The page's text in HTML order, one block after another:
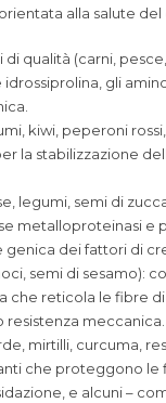
alla salute
di qualità (carni,
idrossiprolina, gli
kiwi, peperoni
la stabilizzazione
legumi, semi di
metalloproteinasi e
genica dei fattori di
semi di sesamo):
che reticola le fibre
meccanica.
mirtilli, curcuma,
che proteggono le
e alcuni –